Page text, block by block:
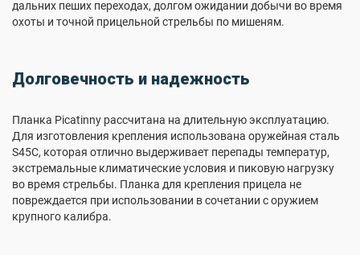
дальних пеших переходах, долгом ожидании добычи во время
охоты и точной прицельной стрельбы по мишеням.
Долговечность и надежность
Планка Picatinny рассчитана на длительную эксплуатацию.
Для изготовления крепления использована оружейная сталь
S45C, которая отлично выдерживает перепады температур,
экстремальные климатические условия и пиковую нагрузку
во время стрельбы. Планка для крепления прицела не
повреждается при использовании в сочетании с оружием
крупного калибра.